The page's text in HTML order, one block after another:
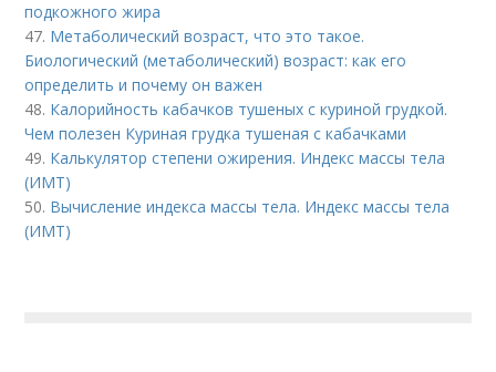
подкожного жира
47. Метаболический возраст, что это такое.
Биологический (метаболический) возраст: как его
определить и почему он важен
48. Калорийность кабачков тушеных с куриной грудкой.
Чем полезен Куриная грудка тушеная с кабачками
49. Калькулятор степени ожирения. Индекс массы тела
(ИМТ)
50. Вычисление индекса массы тела. Индекс массы тела
(ИМТ)